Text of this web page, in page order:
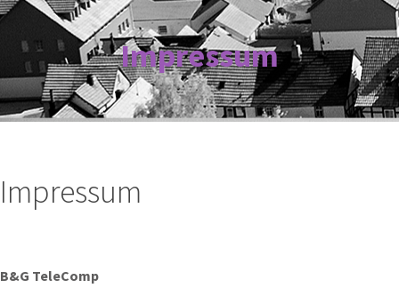
Impressum
Impressum
B&G TeleComp